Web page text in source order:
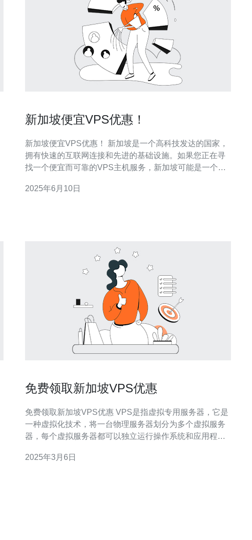
新加坡便宜VPS优惠！
新加坡便宜VPS优惠！ 新加坡是一个高科技发达的国家，
拥有快速的互联网连接和先进的基础设施。如果您正在寻
找一个便宜而可靠的VPS主机服务，新加坡可能是一个很
机服务的优惠和特点。 新加坡的VPS主机服务通常价格较
2025年6月10日
免费领取新加坡VPS优惠
免费领取新加坡VPS优惠 VPS是指虚拟专用服务器，它是
一种虚拟化技术，将一台物理服务器划分为多个虚拟服务
器，每个虚拟服务器都可以独立运行操作系统和应用程
的网络设施和快速稳定的互联网连接。选择新加坡VPS可
2025年3月6日